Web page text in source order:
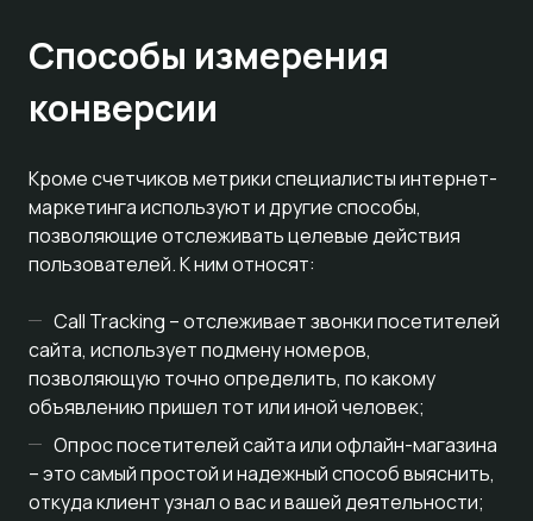
Способы измерения
конверсии
Кроме счетчиков метрики специалисты интернет-
маркетинга используют и другие способы,
позволяющие отслеживать целевые действия
пользователей. К ним относят:
Call Tracking – отслеживает звонки посетителей
сайта, использует подмену номеров,
позволяющую точно определить, по какому
объявлению пришел тот или иной человек;
Опрос посетителей сайта или офлайн-магазина
– это самый простой и надежный способ выяснить,
откуда клиент узнал о вас и вашей деятельности;